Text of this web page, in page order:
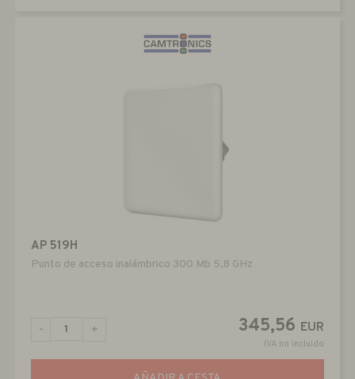
AP 519H
Punto de acceso inalámbrico 300 Mb 5,8 GHz
345,56 EUR
IVA no incluido
- +